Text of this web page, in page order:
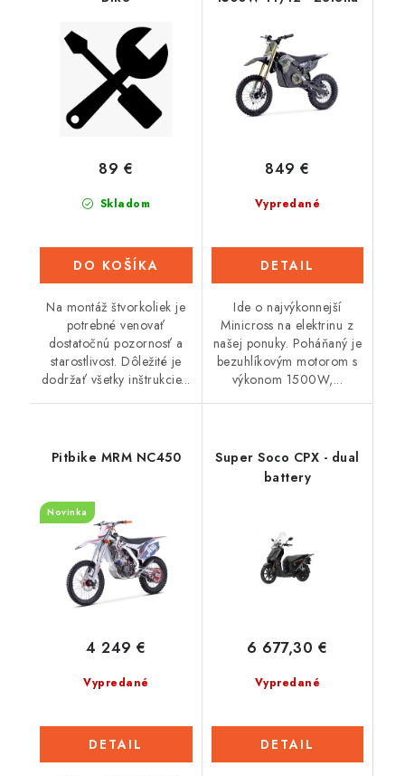
Skladom
89 €
DO KOŠÍKA
Na montáž štvorkoliek je
potrebné venovať
dostatočnú pozornosť a
starostlivost. Dôležité je
dodržať všetky inštrukcie...
Vypredané
849 €
DETAIL
Ide o najvýkonnejší
Minicross na elektrinu z
našej ponuky. Poháňaný je
bezuhlíkovým motorom s
výkonom 1500W,...
Pitbike MRM NC450
Novinka
Vypredané
4 249 €
DETAIL
Super Soco CPX - dual
battery
Vypredané
6 677,30 €
DETAIL